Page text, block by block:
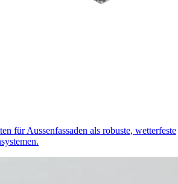
für Aussenfassaden als robuste, wetterfeste